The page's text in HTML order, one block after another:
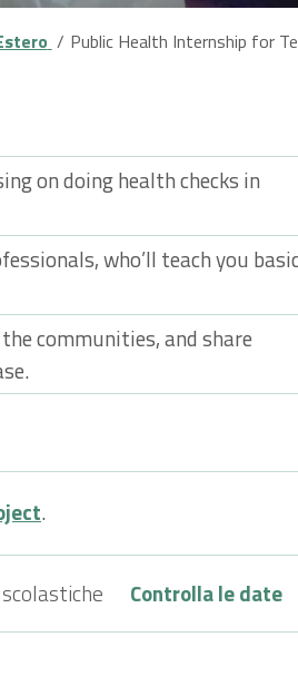
Public Health Internship for
on doing health checks in
who’ll teach you basic
communities, and share
.
Controlla le date